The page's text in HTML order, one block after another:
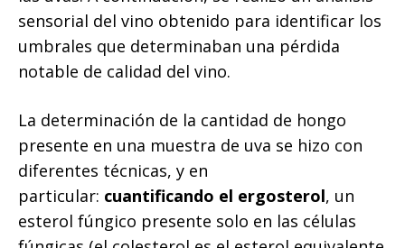
sensorial del vino obtenido para identificar los
umbrales que determinaban una pérdida
notable de calidad del vino.
La determinación de la cantidad de hongo
presente en una muestra de uva se hizo con
diferentes técnicas, y en
particular: cuantificando el ergosterol, un
esterol fúngico presente solo en las células